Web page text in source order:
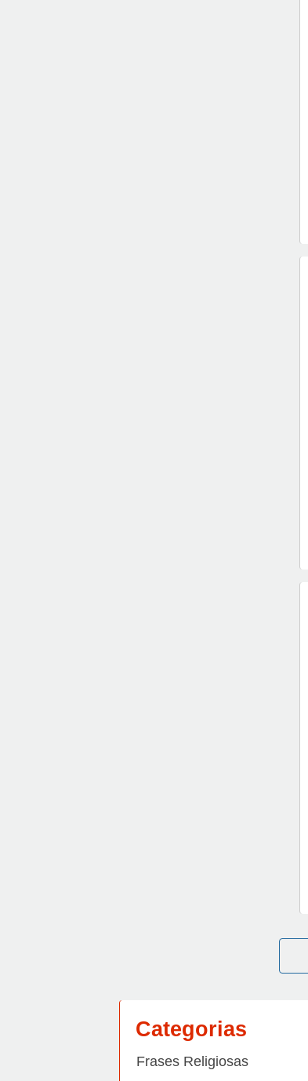
Categorias
Frases Religiosas